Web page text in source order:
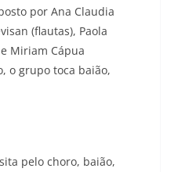
por Ana Claudia
(flautas), Paola
Miriam Cápua
o grupo toca baião,
pelo choro, baião,